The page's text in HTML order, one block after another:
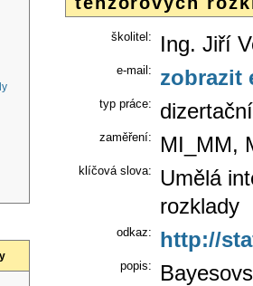
školitel: Ing. Jiří
e-mail: zobrazit
typ práce:
zaměření: MI_MM,
klíčová slova:
Umělá
rozklady
odkaz: http://
popis: